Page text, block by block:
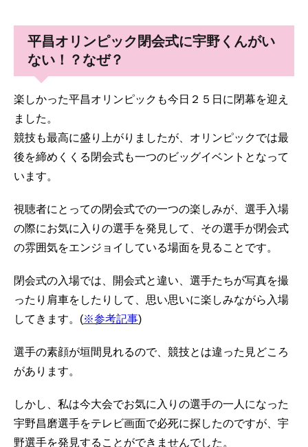
平昌オリンピック閉会式に宇野くんがい
ない！？なぜ？
楽しかった平昌オリンピックも今日２５日に閉幕を迎え
ました。
競技も最高に盛り上がりましたが、オリンピックでは最
後を締めくくる閉会式も一つのビッグイベントとなって
います。
視聴者にとっての閉会式での一つの楽しみが、選手入場
の際にお気に入りの選手を発見して、その選手が閉会式
の雰囲気をエンジョイしている場面を見ることです。
閉会式の入場では、開会式と違い、選手たちが写真を撮
ったり肩車をしたりして、思い思いに楽しみながら入場
してきます。(※参考記事)
選手の素顔が垣間見れるので、競技とは違った見どころ
があります。
しかし、私は今大会でお気に入りの選手の一人になった
宇野昌磨選手をテレビ画面で必死に探したのですが、宇
野選手を発見することができませんでした。